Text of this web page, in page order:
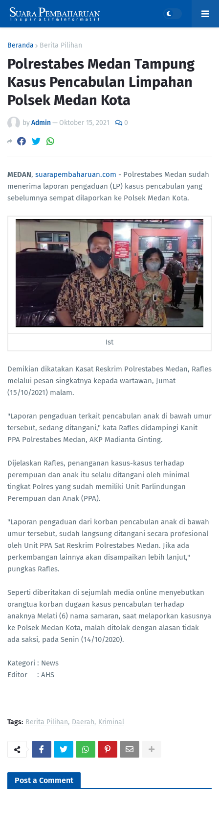
Beranda Berita Pilihan
Polrestabes Medan Tampung
Kasus Pencabulan Limpahan
Polsek Medan Kota
byAdmin— Oktober 15, 2021 0
MEDAN, suarapembaharuan.com - Polrestabes Medan sudah
menerima laporan pengaduan (LP) kasus pencabulan yang
sebelumnya sempat dilaporkan ke Polsek Medan Kota.
Ist
Demikian dikatakan Kasat Reskrim Polrestabes Medan, Rafles
melalui pesan singkatnya kepada wartawan, Jumat
(15/10/2021) malam.
"Laporan pengaduan terkait pencabulan anak di bawah umur
tersebut, sedang ditangani," kata Rafles didampingi Kanit
PPA Polrestabes Medan, AKP Madianta Ginting.
Dijelaskan Rafles, penanganan kasus-kasus terhadap
perempuan dan anak itu selalu ditangani oleh minimal
tingkat Polres yang sudah memiliki Unit Parlindungan
Perempuan dan Anak (PPA).
"Laporan pengaduan dari korban pencabulan anak di bawah
umur tersebut, sudah langsung ditangani secara profesional
oleh Unit PPA Sat Reskrim Polrestabes Medan. Jika ada
perkembangan lainnya akan disampaikan lebih lanjut,"
pungkas Rafles.
Seperti diberitakan di sejumlah media online menyebutkan
orangtua korban dugaan kasus pencabulan terhadap
anaknya Melati (6) nama samaran, saat melaporkan kasusnya
ke Polsek Medan Kota, malah ditolak dengan alasan tidak
ada saksi, pada Senin (14/10/2020).
Kategori : News
Editor : AHS
Tags: Berita Pilihan Daerah Kriminal
Post a Comment